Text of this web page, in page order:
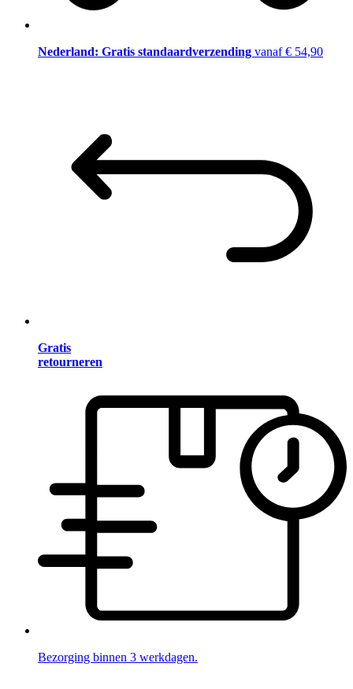
Nederland: Gratis standaardverzending vanaf € 54,90
Gratis
retourneren
Bezorging binnen 3 werkdagen.